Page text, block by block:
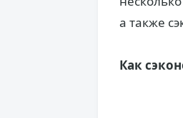
а также
Как